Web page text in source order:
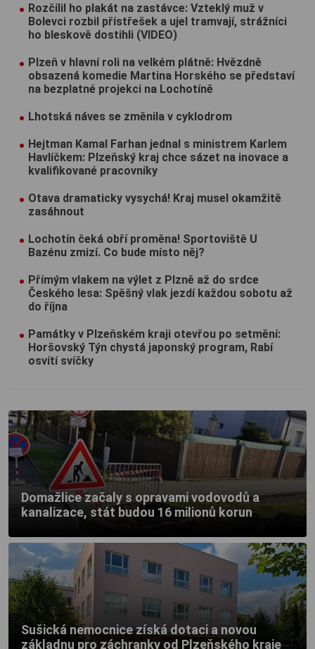
Rozčílil ho plakát na zastávce: Vzteklý muž v
Bolevci rozbil přístřešek a ujel tramvají, strážníci
ho bleskově dostihli (VIDEO)
Plzeň v hlavní roli na velkém plátně: Hvězdně
obsazená komedie Martina Horského se představí
na bezplatné projekci na Lochotíně
Lhotská náves se změnila v cyklodrom
Hejtman Kamal Farhan jednal s ministrem Karlem
Havlíčkem: Plzeňský kraj chce sázet na inovace a
kvalifikované pracovníky
Otava dramaticky vysychá! Kraj musel okamžitě
zasáhnout
Lochotín čeká obří proměna! Sportoviště U
Bazénu zmizí. Co bude místo něj?
Přímým vlakem na výlet z Plzně až do srdce
Českého lesa: Spěšný vlak jezdí každou sobotu až
do října
Památky v Plzeňském kraji otevřou po setmění:
Horšovský Týn chystá japonský program, Rabí
osvítí svíčky
Domažlice začaly s opravami vodovodů a
kanalizace, stát budou 16 milionů korun
Sušická nemocnice získá dotaci a novou
základnu pro záchranky od Plzeňského kraje